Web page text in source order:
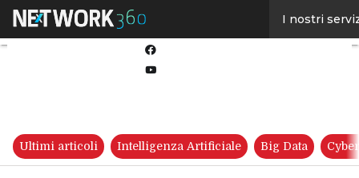
I nostri
Ultimi articoli Intelligenza Artificiale Big Data